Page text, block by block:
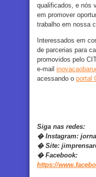
qualificados, e nós
em promover
trabalho em nossa
Interessados em
de parcerias para
promovidos pelo
e-mail
acessando o portal
Siga nas redes:
�Instagram:
�Site:
�Facebook:
https://